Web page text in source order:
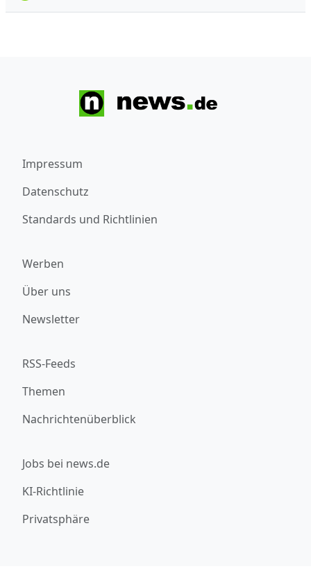
Impressum
Datenschutz
Standards und Richtlinien
Werben
Über uns
Newsletter
RSS-Feeds
Themen
Nachrichtenüberblick
Jobs bei news.de
KI-Richtlinie
Privatsphäre